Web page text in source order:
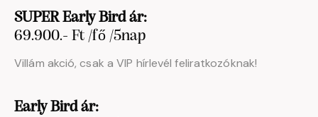
SUPER Early Bird ár:
69.900.- Ft /fő /5nap
Villám akció, csak a VIP hírlevél feliratkozóknak!
Early Bird ár: